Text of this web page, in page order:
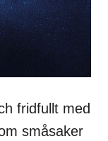
fridfullt med
småsaker